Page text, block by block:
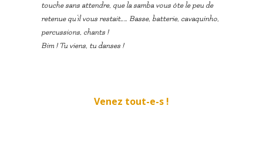
touche sans attendre, que la samba vous ôte le peu de
retenue qu’il vous restait…… Basse, batterie, cavaquinho,
percussions, chants !
Bim ! Tu viens, tu danses !
Venez tout-e-s !